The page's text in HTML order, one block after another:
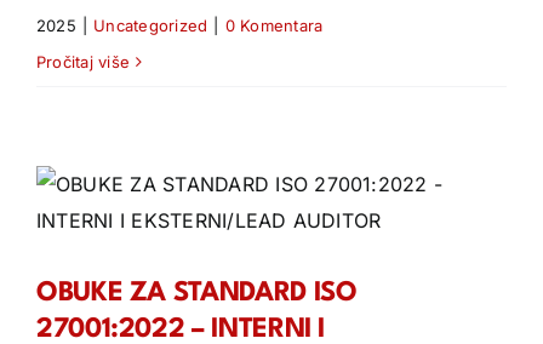
2025
Uncategorized
0 Komentara
Pročitaj više
OBUKE ZA STANDARD ISO
27001:2022 – INTERNI I